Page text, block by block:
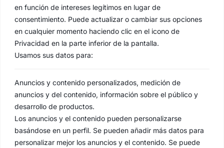
en función de intereses legítimos en lugar de
consentimiento. Puede actualizar o cambiar sus opciones
en cualquier momento haciendo clic en el icono de
Privacidad en la parte inferior de la pantalla.
Usamos sus datos para:
Anuncios y contenido personalizados, medición de
anuncios y del contenido, información sobre el público y
desarrollo de productos.
Los anuncios y el contenido pueden personalizarse
basándose en un perfil. Se pueden añadir más datos para
personalizar mejor los anuncios y el contenido. Se puede